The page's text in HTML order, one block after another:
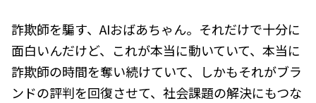
詐欺師を騙す、AIおばあちゃん。それだけで十分に
面白いんだけど、これが本当に動いていて、本当に
詐欺師の時間を奪い続けていて、しかもそれがブラ
ンドの評判を回復させて、社会課題の解決にもつな